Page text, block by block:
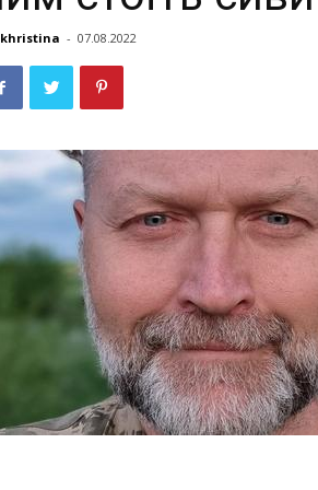
khristina - 07.08.2022